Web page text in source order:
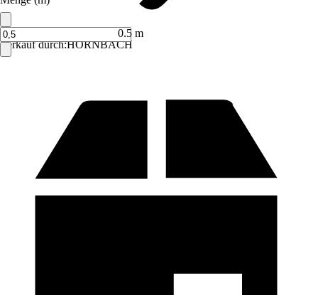
Verkauf durch:HORNBACH
0.5 m